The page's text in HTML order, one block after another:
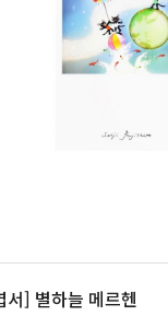
서] 별하늘 메르헨